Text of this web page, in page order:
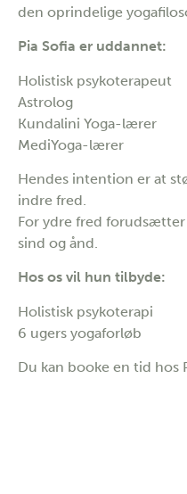
den oprindelige
Pia Sofia er uddannet:
Holistisk psykoterapeut
Astrolog
Kundalini Yoga-lærer
MediYoga-lærer
Hendes intention er at
indre fred.
For ydre fred
sind og ånd.
Hos os vil hun tilbyde:
Holistisk psykoterapi
6 ugers yogaforløb
Du kan booke en tid hos